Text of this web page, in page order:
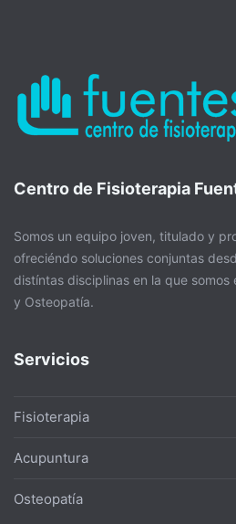
Centro de Fisioterapia
Somos un equipo joven, titulado y
ofreciéndo soluciones conjuntas
distíntas disciplinas en la que somos
y Osteopatía.
Servicios
Fisioterapia
Acupuntura
Osteopatía